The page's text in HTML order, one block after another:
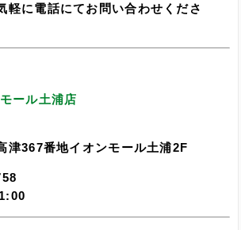
軽に電話にてお問い合わせくださ
ール土浦店
津367番地イオンモール土浦2F